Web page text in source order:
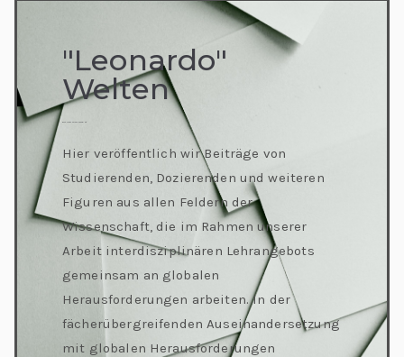
"Leonardo"
Welten
Hier veröffentlich wir Beiträge von
Studierenden, Dozierenden und weiteren
Figuren aus allen Feldern der
Wissenschaft, die im Rahmen unserer
Arbeit interdisziplinären Lehrangebots
gemeinsam an globalen
Herausforderungen arbeiten. In der
fächerübergreifenden Auseinandersetzung
mit globalen Herausforderungen